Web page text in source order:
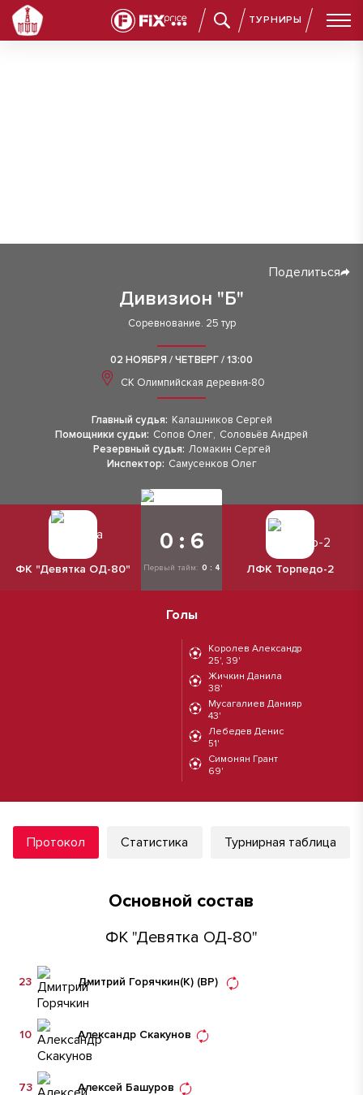
ТУРНИРЫ
Дивизион "Б"
Поделиться
Соревнование. 25 тур
02 НОЯБРЯ / ЧЕТВЕРГ / 13:00
СК Олимпийская деревня-80
Главный судья: Калашников Сергей
Помощники судьи: Сопов Олег, Соловьёв Андрей
Резервный судья: Ломакин Сергей
Инспектор: Самусенков Олег
ФК "Девятка ОД-80"
0 : 6
Первый тайм: 0 : 4 ЛФК Торпедо-2
Голы
Королев Александр
25', 39'
Жичкин Данила
38'
Мусагалиев Данияр
43'
Лебедев Денис
51'
Симонян Грант
69'
Протокол Статистика Турнирная таблица
Основной состав
ФК "Девятка ОД-80"
Дмитрий Горячкин(К) (ВР)
23
Александр Скакунов
10
Алексей Башуров
73